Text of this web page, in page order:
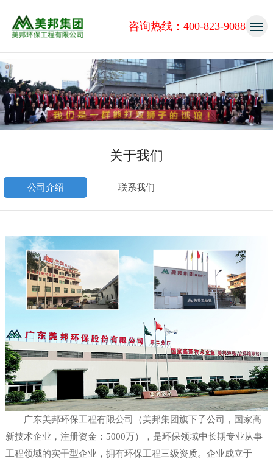
咨询热线：400-823-9088
关于我们
公司介绍 联系我们
广东美邦环保工程有限公司（美邦集团旗下子公司，国家高
新技术企业，注册资金：5000万），是环保领域中长期专业从事
工程领域的实干型企业，拥有环保工程三级资质。企业成立于